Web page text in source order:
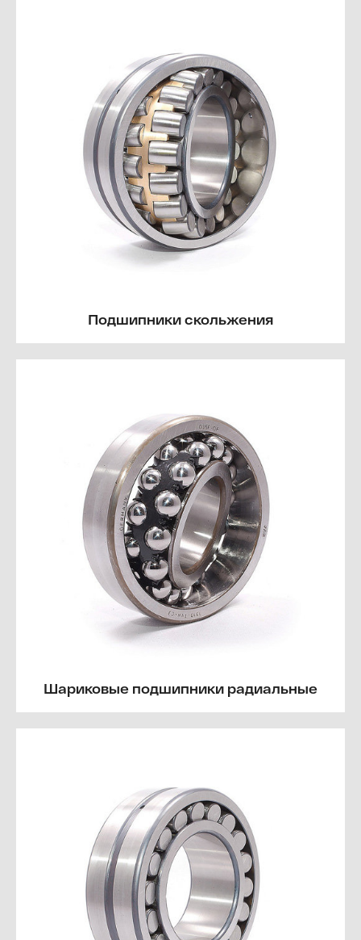
Подшипники скольжения
Шариковые подшипники радиальные